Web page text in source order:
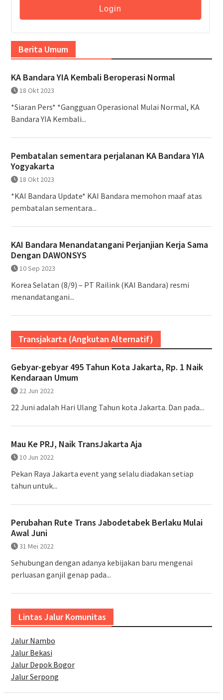
Berita Umum
KA Bandara YIA Kembali Beroperasi Normal
18 Okt 2023
*Siaran Pers* *Gangguan Operasional Mulai Normal, KA
Bandara YIA Kembali...
Pembatalan sementara perjalanan KA Bandara YIA
Yogyakarta
18 Okt 2023
*KAI Bandara Update* KAI Bandara memohon maaf atas
pembatalan sementara...
KAI Bandara Menandatangani Perjanjian Kerja Sama
Dengan DAWONSYS
10 Sep 2023
Korea Selatan (8/9) – PT Railink (KAI Bandara) resmi
menandatangani...
Transjakarta (Angkutan Alternatif)
Gebyar-gebyar 495 Tahun Kota Jakarta, Rp. 1 Naik
Kendaraan Umum
22 Jun 2022
22 Juni adalah Hari Ulang Tahun kota Jakarta. Dan pada...
Mau Ke PRJ, Naik TransJakarta Aja
10 Jun 2022
Pekan Raya Jakarta event yang selalu diadakan setiap
tahun untuk...
Perubahan Rute Trans Jabodetabek Berlaku Mulai
Awal Juni
31 Mei 2022
Sehubungan dengan adanya kebijakan baru mengenai
perluasan ganjil genap pada...
Lintas Jalur Komunitas
Jalur Nambo
Jalur Bekasi
Jalur Depok Bogor
Jalur Serpong